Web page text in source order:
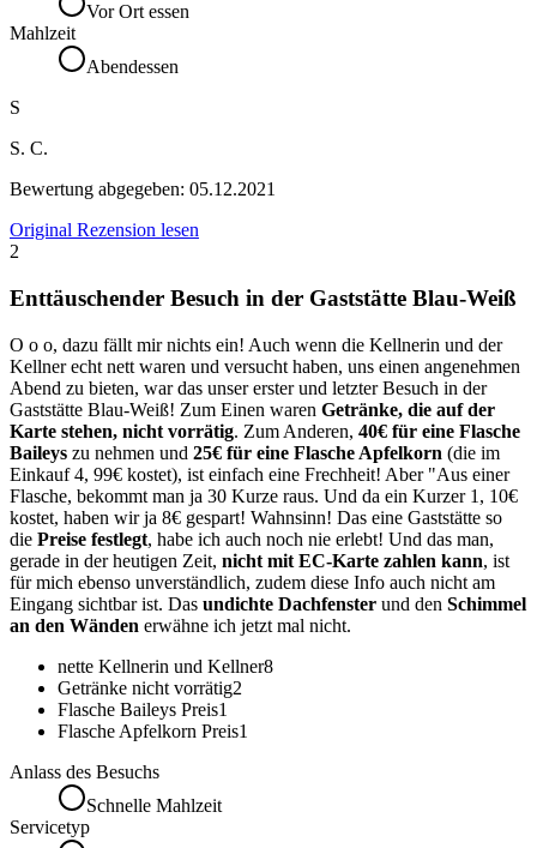
Vor Ort essen
Mahlzeit
Abendessen
S
S. C.
Bewertung abgegeben: 05.12.2021
Original Rezension lesen
2
Enttäuschender Besuch in der Gaststätte Blau-Weiß
O o o, dazu fällt mir nichts ein! Auch wenn die Kellnerin und der
Kellner echt nett waren und versucht haben, uns einen angenehmen
Abend zu bieten, war das unser erster und letzter Besuch in der
Gaststätte Blau-Weiß! Zum Einen waren Getränke, die auf der
Karte stehen, nicht vorrätig. Zum Anderen, 40€ für eine Flasche
Baileys zu nehmen und 25€ für eine Flasche Apfelkorn (die im
Einkauf 4, 99€ kostet), ist einfach eine Frechheit! Aber "Aus einer
Flasche, bekommt man ja 30 Kurze raus. Und da ein Kurzer 1, 10€
kostet, haben wir ja 8€ gespart! Wahnsinn! Das eine Gaststätte so
die Preise festlegt, habe ich auch noch nie erlebt! Und das man,
gerade in der heutigen Zeit, nicht mit EC-Karte zahlen kann, ist
für mich ebenso unverständlich, zudem diese Info auch nicht am
Eingang sichtbar ist. Das undichte Dachfenster und den Schimmel
an den Wänden erwähne ich jetzt mal nicht.
nette Kellnerin und Kellner8
Getränke nicht vorrätig2
Flasche Baileys Preis1
Flasche Apfelkorn Preis1
Anlass des Besuchs
Schnelle Mahlzeit
Servicetyp